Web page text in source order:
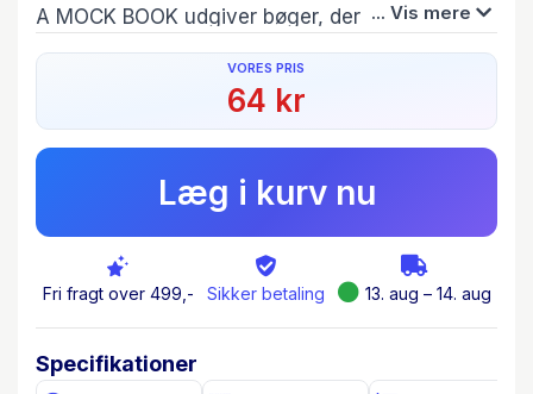
A MOCK BOOK udgiver bøger, der taler ind i den
planetariske situation.
A MOCK BOOK tror på, at en anden verden er
både nødvendig og mulig.
A MOCK BOOK insisterer på nye måder at se
verden på og på perspektiver, hvor verden
omkring os, og ikke mennesket selv, er i
centrum.
for generøsitet og en udvidet sensibilitet, så vi
... Vis mere
VORES PRIS
64 kr
Læg i kurv nu
Fri fragt over 499,- Sikker betaling 13. aug – 14. aug
Specifikationer